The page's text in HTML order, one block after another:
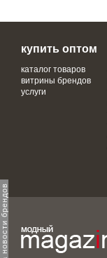
купить оптом
каталог товаров
витрины брендов
услуги